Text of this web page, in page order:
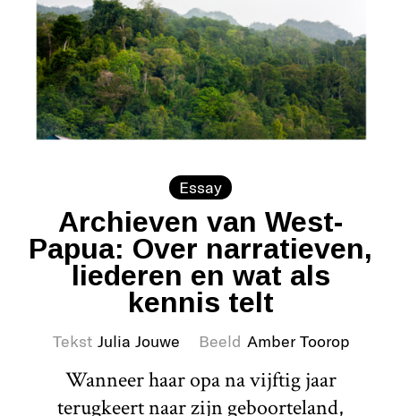
Essay
Archieven van West-
Papua: Over narratieven,
liederen en wat als
kennis telt
Tekst Julia Jouwe Beeld Amber Toorop
Wanneer haar opa na vijftig jaar
terugkeert naar zijn geboorteland,